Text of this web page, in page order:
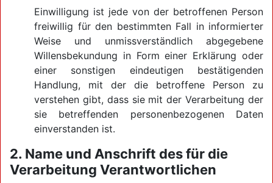
Einwilligung ist jede von der betroffenen Person
freiwillig für den bestimmten Fall in informierter
Weise und unmissverständlich abgegebene
Willensbekundung in Form einer Erklärung oder
einer sonstigen eindeutigen bestätigenden
Handlung, mit der die betroffene Person zu
verstehen gibt, dass sie mit der Verarbeitung der
sie betreffenden personenbezogenen Daten
einverstanden ist.
2. Name und Anschrift des für die
Verarbeitung Verantwortlichen